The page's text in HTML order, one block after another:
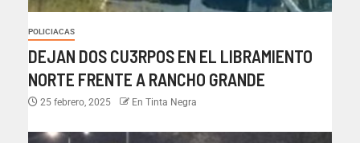
POLICIACAS
DEJAN DOS CU3RPOS EN EL LIBRAMIENTO
NORTE FRENTE A RANCHO GRANDE
25 febrero, 2025 En Tinta Negra